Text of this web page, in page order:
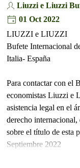
Liuzzi e Liuzzi
01 Oct 2022
LIUZZI e LIUZZI
Bufete Internacional
Italia- España
Para contactar con el
economistas Liuzzi e
asistencia legal en el
derecho
sobre el título de esta
Septiembre 2022